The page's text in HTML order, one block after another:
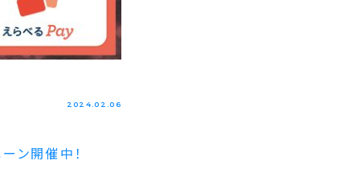
2024.02.06
ン開催中！